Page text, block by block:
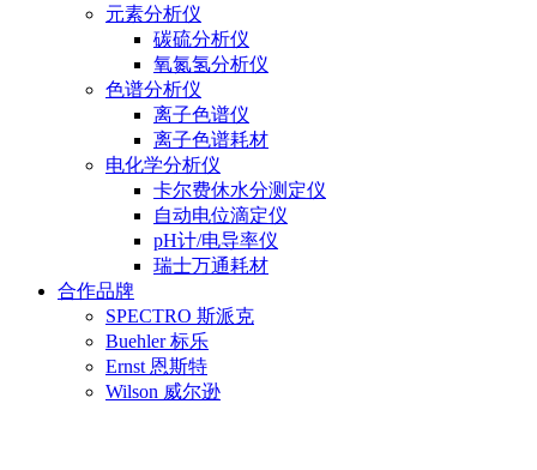
元素分析仪
碳硫分析仪
氧氮氢分析仪
色谱分析仪
离子色谱仪
离子色谱耗材
电化学分析仪
卡尔费休水分测定仪
自动电位滴定仪
pH计/电导率仪
瑞士万通耗材
合作品牌
SPECTRO 斯派克
Buehler 标乐
Ernst 恩斯特
Wilson 威尔逊